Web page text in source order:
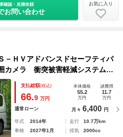
確認・見積依頼
お問い合わせ
お気に入り
ＨＶアドバンスドセーフティパ
カメラ 衝突被害軽減システム
ンサー スマートキー ＬＥＤ
ルコン 純正１６インチアル
ト
支払総額(税込)
66.9 万円
本体価格
55.2
万円
諸費用
11.7
万円
通常ローン 月々 6,400 円
年式 2014年 走行
10.7万km
車検
2027年1月 排気
2000cc